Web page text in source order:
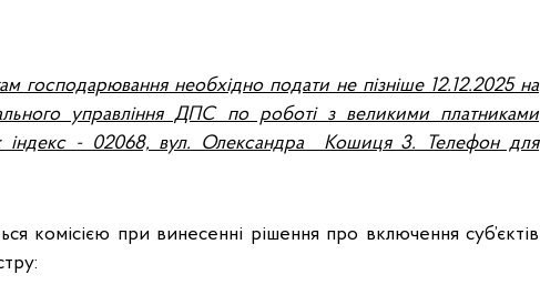
господарювання необхідно подати не пізніше 12.12.2025 на
управління ДПС по роботі з великими платниками
індекс - 02068, вул. Олександра Кошиця 3. Телефон для
комісією при винесенні рішення про включення суб’єктів